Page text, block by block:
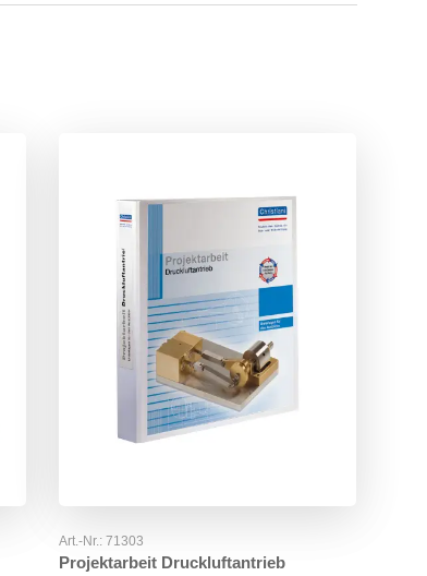
Art.-Nr.: 71303
Projektarbeit Druckluftantrieb